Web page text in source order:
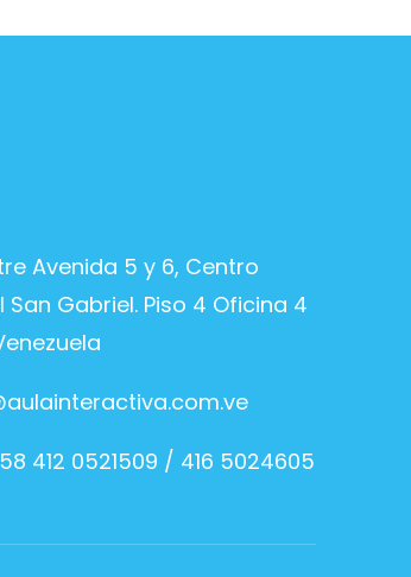
Avenida 5 y 6, Centro
San Gabriel. Piso 4 Oficina 4
412 0521509 / 416 5024605